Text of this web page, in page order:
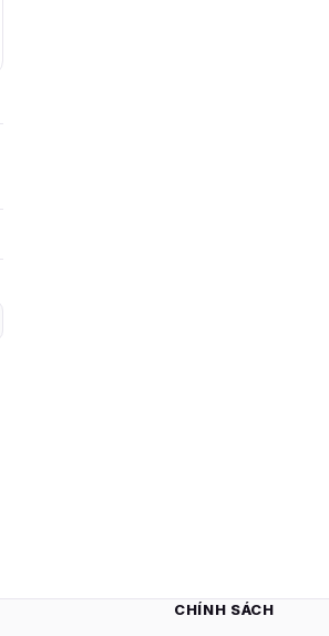
CHÍNH SÁCH